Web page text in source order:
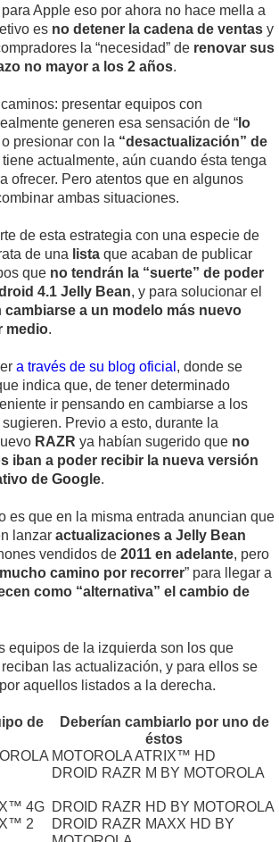
Apple eso por ahora no hace mella a
es no detener la cadena de ventas y
la “necesidad” de renovar sus
no mayor a los 2 años.
presentar equipos con
generen esa sensación de “ lo
o presionar con la “desactualización” de
actualmente, aún cuando ésta tenga
ofrecer. Pero atentos que en algunos
ambas situaciones.
de esta estrategia con una especie de
de una lista que acaban de publicar
que no tendrán la “suerte” de poder
4.1 Jelly Bean, y para solucionar el
cambiarse a un modelo más nuevo
medio.
a través de su blog oficial , donde se
indica que, de tener determinado
ir pensando en cambiarse a los
Previo a esto, durante la
RAZR ya habían sugerido que no
iban a poder recibir la nueva versión
de Google.
es que en la misma entrada anuncian que
lanzar actualizaciones a Jelly Bean
vendidos de 2011 en adelante, pero
camino por recorrer” para llegar a
como “alternativa” el cambio de
equipos de la izquierda son los que
las actualización, y para ellos se
aquellos listados a la derecha.
de
Deberían cambiarlo por uno de
éstos
MOTOROLA ATRIX™ HD
DROID RAZR M BY MOTOROLA
4G DROID RAZR HD BY MOTOROLA
2
DROID RAZR MAXX HD BY